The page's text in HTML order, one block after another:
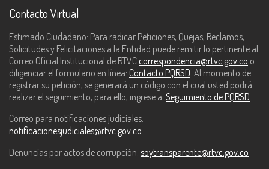
Contacto Virtual
Estimado Ciudadano: Para radicar Peticiones, Quejas, Reclamos,
Solicitudes y Felicitaciones a la Entidad puede remitir lo pertinente al
Correo Oficial Institucional de RTVC correspondencia@rtvc.gov.co o
diligenciar el formulario en línea: Contacto PQRSD . Al momento de
registrar su petición, se generará un código con el cual usted podrá
realizar el seguimiento, para ello, ingrese a: Seguimiento de PQRSD
Correo para notificaciones judiciales:
notificacionesjudiciales@rtvc.gov.co
Denuncias por actos de corrupción: soytransparente@rtvc.gov.co